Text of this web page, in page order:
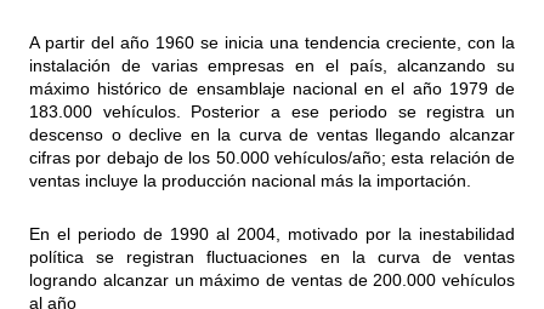
A partir del año 1960 se inicia una tendencia creciente, con la
instalación de varias empresas en el país, alcanzando su
máximo histórico de ensamblaje nacional en el año 1979 de
183.000 vehículos. Posterior a ese periodo se registra un
descenso o declive en la curva de ventas llegando alcanzar
cifras por debajo de los 50.000 vehículos/año; esta relación de
ventas incluye la producción nacional más la importación.
En el periodo de 1990 al 2004, motivado por la inestabilidad
política se registran fluctuaciones en la curva de ventas
logrando alcanzar un máximo de ventas de 200.000 vehículos
al año